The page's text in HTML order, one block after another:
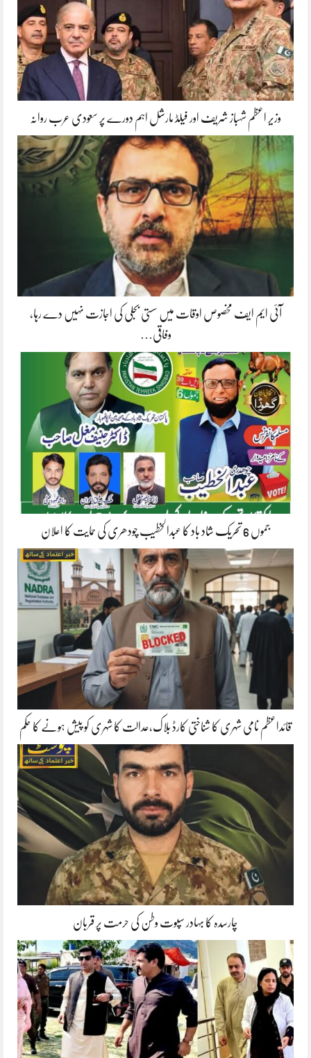
وزیر اعظم شہباز شریف اور فیلڈ مارشل اہم دورے پر سعودی عرب روانہ
آئی ایم ایف مخصوص اوقات میں سستی بجلی کی اجازت نہیں دے رہا،
وفاقی…
جموں 6 تحریک شاد باد کا عبدالخطیب چودھری کی حمایت کا اعلان
قائداعظم نامی شہری کا شناختی کارڈ بلاک،عدالت کا شہری کو پیش ہونے کا حکم
چارسدہ کا بہادر سپوت وطن کی حرمت پر قربان